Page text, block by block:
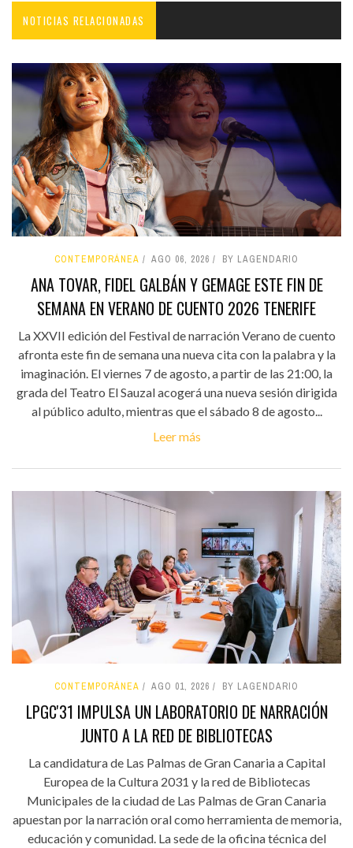
NOTICIAS RELACIONADAS
CONTEMPORÁNEA AGO 06, 2026 BY LAGENDARIO
ANA TOVAR, FIDEL GALBÁN Y GEMAGE ESTE FIN DE
SEMANA EN VERANO DE CUENTO 2026 TENERIFE
La XXVII edición del Festival de narración Verano de cuento
afronta este fin de semana una nueva cita con la palabra y la
imaginación. El viernes 7 de agosto, a partir de las 21:00, la
grada del Teatro El Sauzal acogerá una nueva sesión dirigida
al público adulto, mientras que el sábado 8 de agosto...
Leer más
CONTEMPORÁNEA AGO 01, 2026 BY LAGENDARIO
LPGC'31 IMPULSA UN LABORATORIO DE NARRACIÓN
JUNTO A LA RED DE BIBLIOTECAS
La candidatura de Las Palmas de Gran Canaria a Capital
Europea de la Cultura 2031 y la red de Bibliotecas
Municipales de la ciudad de Las Palmas de Gran Canaria
apuestan por la narración oral como herramienta de memoria,
educación y comunidad. La sede de la oficina técnica del